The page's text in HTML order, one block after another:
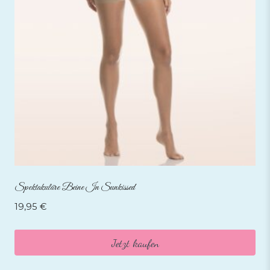
Spektakuläre Beine In Sunkissed
19,95 €
Jetzt kaufen